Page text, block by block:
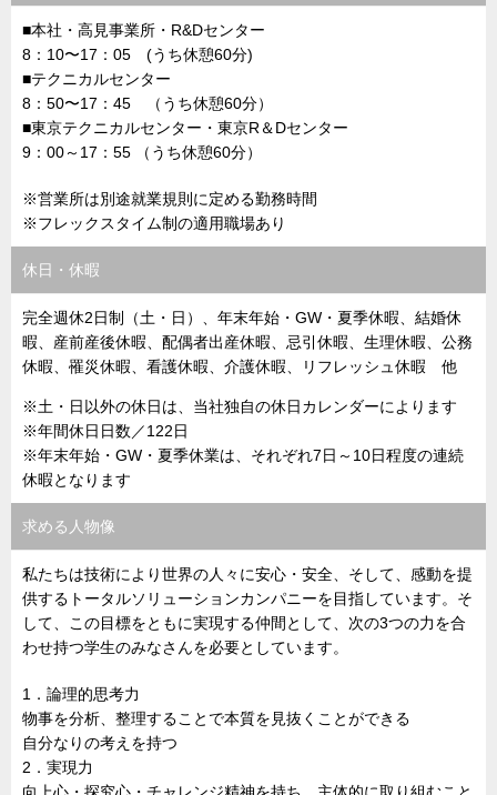
■本社・高見事業所・R&Dセンター
8：10〜17：05 (うち休憩60分)
■テクニカルセンター
8：50〜17：45 （うち休憩60分）
■東京テクニカルセンター・東京R＆Dセンター
9：00～17：55 （うち休憩60分）
※営業所は別途就業規則に定める勤務時間
※フレックスタイム制の適用職場あり
休日・休暇
完全週休2日制（土・日）、年末年始・GW・夏季休暇、結婚休
暇、産前産後休暇、配偶者出産休暇、忌引休暇、生理休暇、公務
休暇、罹災休暇、看護休暇、介護休暇、リフレッシュ休暇 他
※土・日以外の休日は、当社独自の休日カレンダーによります
※年間休日日数／122日
※年末年始・GW・夏季休業は、それぞれ7日～10日程度の連続
休暇となります
求める人物像
私たちは技術により世界の人々に安心・安全、そして、感動を提
供するトータルソリューションカンパニーを目指しています。そ
して、この目標をともに実現する仲間として、次の3つの力を合
わせ持つ学生のみなさんを必要としています。
1．論理的思考力
物事を分析、整理することで本質を見抜くことができる
自分なりの考えを持つ
2．実現力